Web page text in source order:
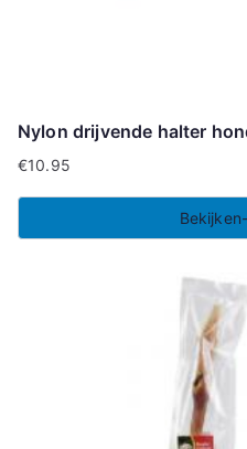
Nylon drijvende halter
€10.95